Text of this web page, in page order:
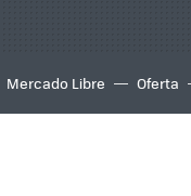
Mercado Libre Oferta